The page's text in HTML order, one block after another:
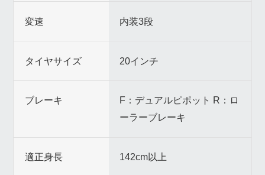
変速 内装3段
タイヤサイズ 20インチ
ブレーキ
F：デュアルピポット R：ロ
ーラーブレーキ
適正身長 142cm以上